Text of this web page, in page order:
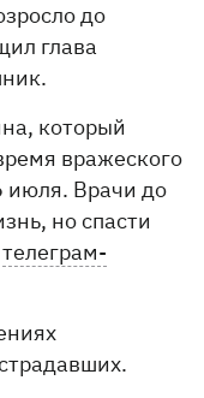
до
глава
который
вражеского
июля. Врачи до
но спасти
телеграм-